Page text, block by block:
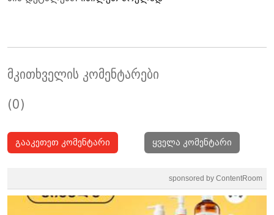
მკითხველის კომენტარები
(0)
გააკეთეთ კომენტარი ყველა კომენტარი
sponsored by ContentRoom